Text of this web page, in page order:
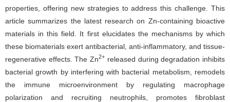
properties, offering new strategies to address this challenge. This
article summarizes the latest research on Zn-containing bioactive
materials in this field. It first elucidates the mechanisms by which
these biomaterials exert antibacterial, anti-inflammatory, and tissue-
regenerative effects. The Zn2+ released during degradation inhibits
bacterial growth by interfering with bacterial metabolism, remodels
the immune microenvironment by regulating macrophage
polarization and recruiting neutrophils, promotes fibroblast